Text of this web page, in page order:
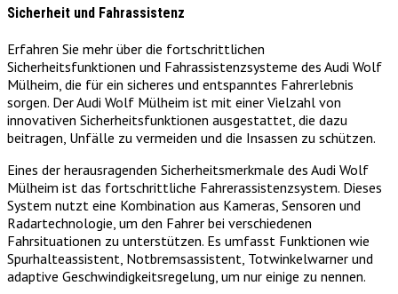
Sicherheit und Fahrassistenz
Erfahren Sie mehr über die fortschrittlichen
Sicherheitsfunktionen und Fahrassistenzsysteme des Audi Wolf
Mülheim, die für ein sicheres und entspanntes Fahrerlebnis
sorgen. Der Audi Wolf Mülheim ist mit einer Vielzahl von
innovativen Sicherheitsfunktionen ausgestattet, die dazu
beitragen, Unfälle zu vermeiden und die Insassen zu schützen.
Eines der herausragenden Sicherheitsmerkmale des Audi Wolf
Mülheim ist das fortschrittliche Fahrerassistenzsystem. Dieses
System nutzt eine Kombination aus Kameras, Sensoren und
Radartechnologie, um den Fahrer bei verschiedenen
Fahrsituationen zu unterstützen. Es umfasst Funktionen wie
Spurhalteassistent, Notbremsassistent, Totwinkelwarner und
adaptive Geschwindigkeitsregelung, um nur einige zu nennen.